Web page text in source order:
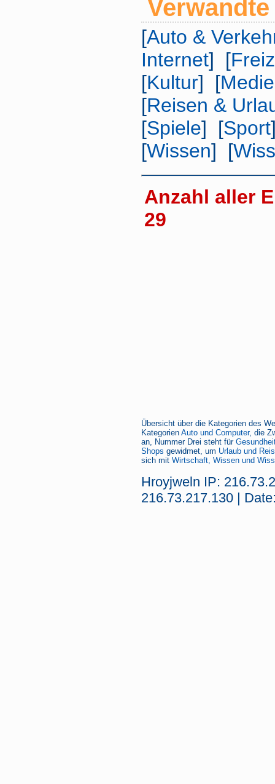
[Auto &
Internet] [
[Kultur] [
[Reisen &
[Spiele] [Sport
[Wissen] [
Anzahl aller
29
Übersicht über die Kategorien des
Kategorien Auto und Computer, die
an, Nummer Drei steht für
Shops gewidmet, um Urlaub und
sich mit Wirtschaft, Wissen und
Hroyjweln IP:
216.73.217.130 |